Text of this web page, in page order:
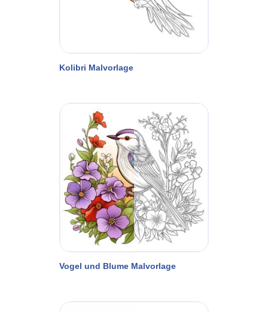
Kolibri Malvorlage
Vogel und Blume Malvorlage